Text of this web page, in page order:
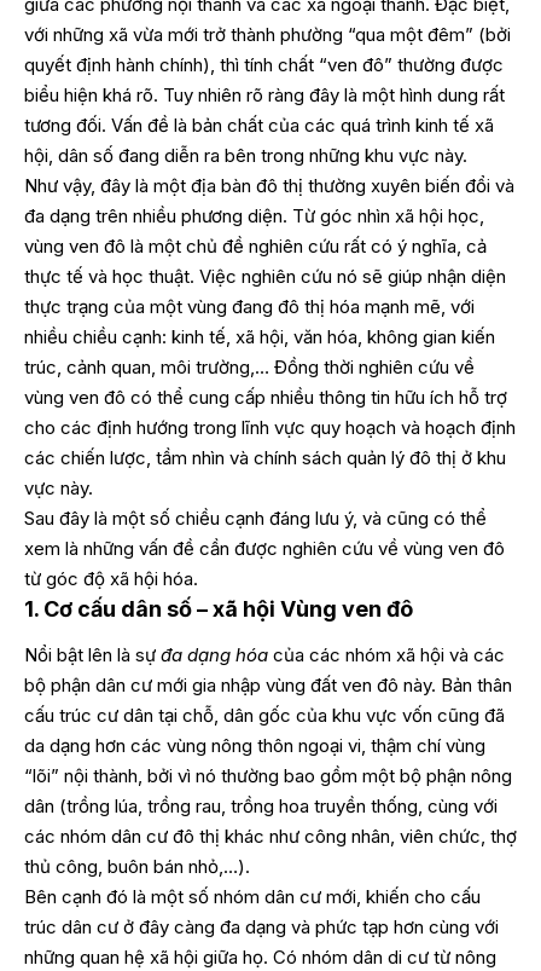
với những xã vừa mới trở thành phường “qua một đêm” (bởi
quyết định hành chính), thì tính chất “ven đô” thường được
biểu hiện khá rõ. Tuy nhiên rõ ràng đây là một hình dung rất
tương đối. Vấn đề là bản chất của các quá trình kinh tế xã
hội, dân số đang diễn ra bên trong những khu vực này.
Như vậy, đây là một địa bàn đô thị thường xuyên biến đổi và
đa dạng trên nhiều phương diện. Từ góc nhìn xã hội học,
vùng ven đô là một chủ đề nghiên cứu rất có ý nghĩa, cả
thực tế và học thuật. Việc nghiên cứu nó sẽ giúp nhận diện
thực trạng của một vùng đang đô thị hóa mạnh mẽ, với
nhiều chiều cạnh: kinh tế, xã hội, văn hóa, không gian kiến
trúc, cảnh quan, môi trường,… Đồng thời nghiên cứu về
vùng ven đô có thể cung cấp nhiều thông tin hữu ích hỗ trợ
cho các định hướng trong lĩnh vực quy hoạch và hoạch định
các chiến lược, tầm nhìn và chính sách quản lý đô thị ở khu
vực này.
Sau đây là một số chiều cạnh đáng lưu ý, và cũng có thể
xem là những vấn đề cần được nghiên cứu về vùng ven đô
từ góc độ xã hội hóa.
1. Cơ cấu dân số – xã hội Vùng ven đô
Nổi bật lên là sự đa dạng hóa của các nhóm xã hội và các
bộ phận dân cư mới gia nhập vùng đất ven đô này. Bản thân
cấu trúc cư dân tại chỗ, dân gốc của khu vực vốn cũng đã
da dạng hơn các vùng nông thôn ngoại vi, thậm chí vùng
“lõi” nội thành, bởi vì nó thường bao gồm một bộ phận nông
dân (trồng lúa, trồng rau, trồng hoa truyền thống, cùng với
các nhóm dân cư đô thị khác như công nhân, viên chức, thợ
thủ công, buôn bán nhỏ,…).
Bên cạnh đó là một số nhóm dân cư mới, khiến cho cấu
trúc dân cư ở đây càng đa dạng và phức tạp hơn cùng với
những quan hệ xã hội giữa họ. Có nhóm dân di cư từ nông